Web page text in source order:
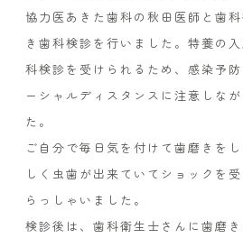
協力医あきた歯科の秋田医師と歯
き歯科検診を行いました。特養の
科検診を受けられるため、感染予
ーシャルディスタンスに注意しな
た。
ご自分で毎日気を付けて歯磨きを
しく虫歯が出来ていてショックを
らっしゃいました。
検診後は、歯科衛生士さんに歯磨